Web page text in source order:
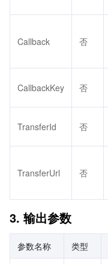
Callback 否
CallbackKey 否
TransferId 否
TransferUrl 否
3. 输出参数
参数名称 类型